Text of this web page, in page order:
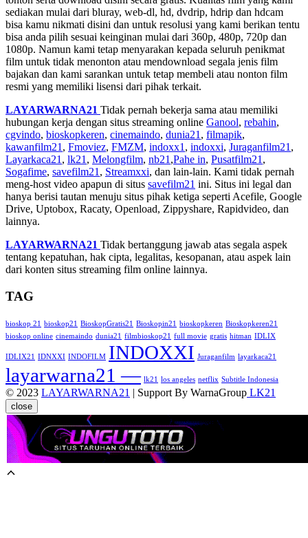
sediakan mulai dari bluray, web-dl, hd, dvdrip, hdrip dan hdcam
bisa kamu nikmati disini dan untuk resolusi yang kami berikan tentu
bisa anda pilih sesuai keinginan mulai dari 360p, 480p, 720p dan
1080p. Namun kami tetap menyarakan kepada seluruh penikmat
film untuk tidak menonton atau mendownload segala jenis film
bajakan dan kami sarankan untuk tetap membeli atau nonton film
resmi yang memiliki lisensi dari pihak terkait.
LAYARWARNA21 Tidak pernah bekerja sama atau memiliki
hubungan kerja dengan situs streaming online Ganool, rebahin,
cgvindo, bioskopkeren, cinemaindo, dunia21 , filmapik,
kawanfilm21 , Fmoviez, FMZM, indoxx1 , indoxxi, Juraganfilm21 ,
Layarkaca21 , lk21 , Melongfilm, nb21 ,Pahe in, Pusatfilm21 ,
Sogafime, savefilm21 , Streamxxi, dan lain-lain. Kami tidak pernah
meng-host video apapun di situs savefilm21 ini. Situs ini legal dan
hanya berisi tautan menuju situs pihak ketiga seperti Acefile, Google
Drive, Uptobox, Racaty, Openload, Zippyshare, Rapidvideo, dan
lainnya.
LAYARWARNA21 Tidak bertanggung jawab atas segala aspek
tentang kepatuhan, hak cipta, legalitas, kesopanan, atau aspek lain
dari konten situs streaming film online lainnya.
TAG
bioskop 21 bioskop21 BioskopGratis21 Bioskopin21 bioskopkeren Bioskopkeren21
bioskop online cinemaindo dunia21 filmbioskop21 full movie gratis hitman IDLIX
IDLIX21 IDNXXI INDOFILM INDOXXI Juraganfilm layarkaca21
layarwarna21 — lk21 los angeles netflix Subtitle Indonesia
© 2023 LAYARWARNA21 | Support By WarnaGroup LK21
close